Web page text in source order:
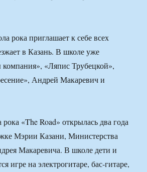
рока приглашает к себе всех
в Казань. В школе уже
«Ляпис Трубецкой»,
Андрей Макаревич и
«The Road» открылась два года
Мэрии Казани, Министерства
Макаревича. В школе дети и
игре на электрогитаре, бас-гитаре,